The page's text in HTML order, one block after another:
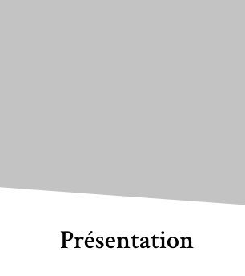
Présentation